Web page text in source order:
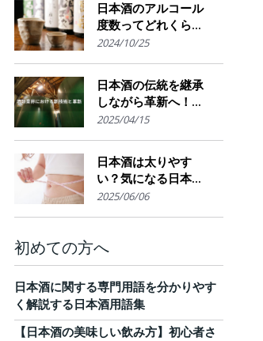
日本酒のアルコール
度数ってどれくら
い？特徴や度数の秘
2024/10/25
日本酒の伝統を継承
しながら革新へ！
AI・IoTが実現する革
の未来展望
2025/04/15
日本酒は太りやす
い？気になる日本酒
のカロリーと糖質。
2025/06/06
初めての方へ
日本酒に関する専門用語を分かりやす
く解説する日本酒用語集
【日本酒の美味しい飲み方】初心者さ